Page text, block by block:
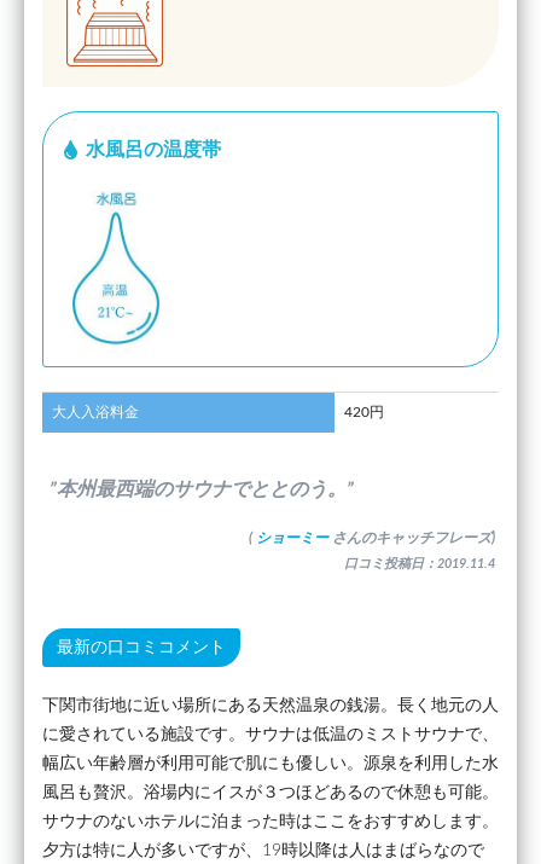
水風呂の温度帯
大人入浴料金 420円
”本州最西端のサウナでととのう。”
( ショーミー さんのキャッチフレーズ)
口コミ投稿日：2019.11.4
最新の口コミコメント
下関市街地に近い場所にある天然温泉の銭湯。長く地元の人
に愛されている施設です。サウナは低温のミストサウナで、
幅広い年齢層が利用可能で肌にも優しい。源泉を利用した水
風呂も贅沢。浴場内にイスが３つほどあるので休憩も可能。
サウナのないホテルに泊まった時はここをおすすめします。
夕方は特に人が多いですが、19時以降は人はまばらなので